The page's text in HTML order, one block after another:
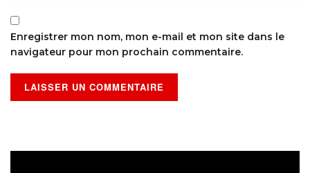
Enregistrer mon nom, mon e-mail et mon site dans le
navigateur pour mon prochain commentaire.